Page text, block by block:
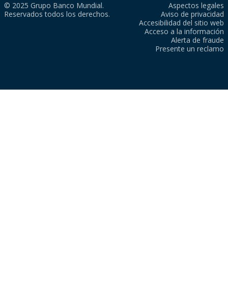
© 2025 Grupo Banco Mundial.
Reservados todos los derechos.
Aspectos legales
Aviso de privacidad
Accesibilidad del sitio web
Acceso a la información
Alerta de fraude
Presente un reclamo